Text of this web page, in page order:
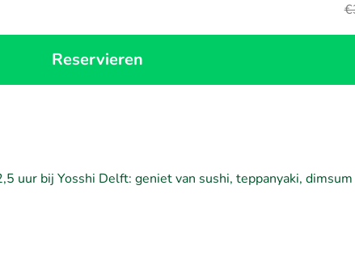
Reservieren
uur bij Yosshi Delft: geniet van sushi, teppanyaki, dimsum